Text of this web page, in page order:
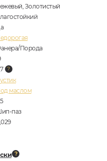
Золотистый
Порода
маслом
паз